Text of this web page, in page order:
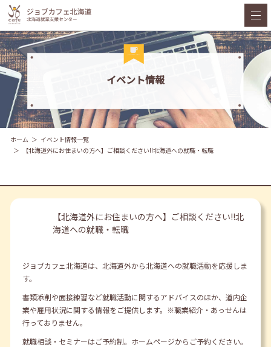
イベント情報
ホーム
イベント情報一覧
【北海道外にお住まいの方へ】ご相談ください!!北海道への就職・転職
【北海道外にお住まいの方へ】ご相談ください!!北
海道への就職・転職
ジョブカフェ北海道は、北海道外から北海道への就職活動を応援しま
す。
書類添削や面接練習など就職活動に関するアドバイスのほか、道内企
業や雇用状況に関する情報をご提供します。※職業紹介・あっせんは
行っておりません。
就職相談・セミナーはご予約制。ホームページからご予約ください。